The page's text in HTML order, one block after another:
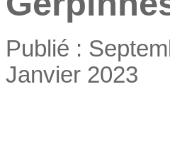
Publié :
Janvier 2023